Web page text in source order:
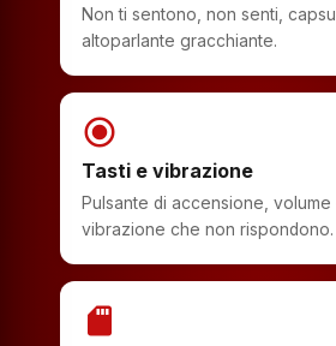
Non ti sentono, non senti,
altoparlante gracchiante.
radio_button_checked
Tasti e vibrazione
Pulsante di accensione,
vibrazione che non rispondono.
sd_storage